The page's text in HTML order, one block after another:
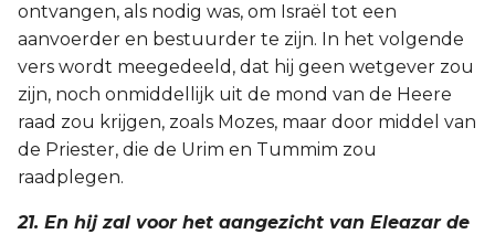
ontvangen, als nodig was, om Israël tot een
aanvoerder en bestuurder te zijn. In het volgende
vers wordt meegedeeld, dat hij geen wetgever zou
zijn, noch onmiddellijk uit de mond van de Heere
raad zou krijgen, zoals Mozes, maar door middel van
de Priester, die de Urim en Tummim zou
raadplegen.
21. En hij zal voor het aangezicht van Eleazar de